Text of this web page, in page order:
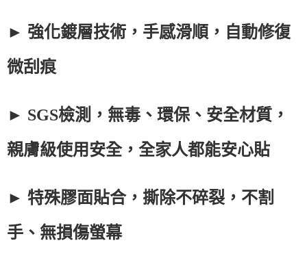
► 強化鍍層技術，手感滑順，自動修復
微刮痕
► SGS檢測，無毒、環保、安全材質，
親膚級使用安全，全家人都能安心貼
► 特殊膠面貼合，撕除不碎裂，不割
手、無損傷螢幕